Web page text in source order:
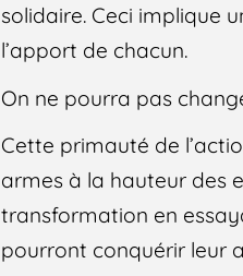
solidaire. Ceci implique
l’apport de chacun.
On ne pourra pas
Cette primauté de
armes à la hauteur des
transformation en
pourront conquérir leur